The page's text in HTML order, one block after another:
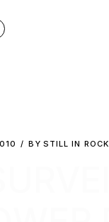
BY STILL IN ROCK